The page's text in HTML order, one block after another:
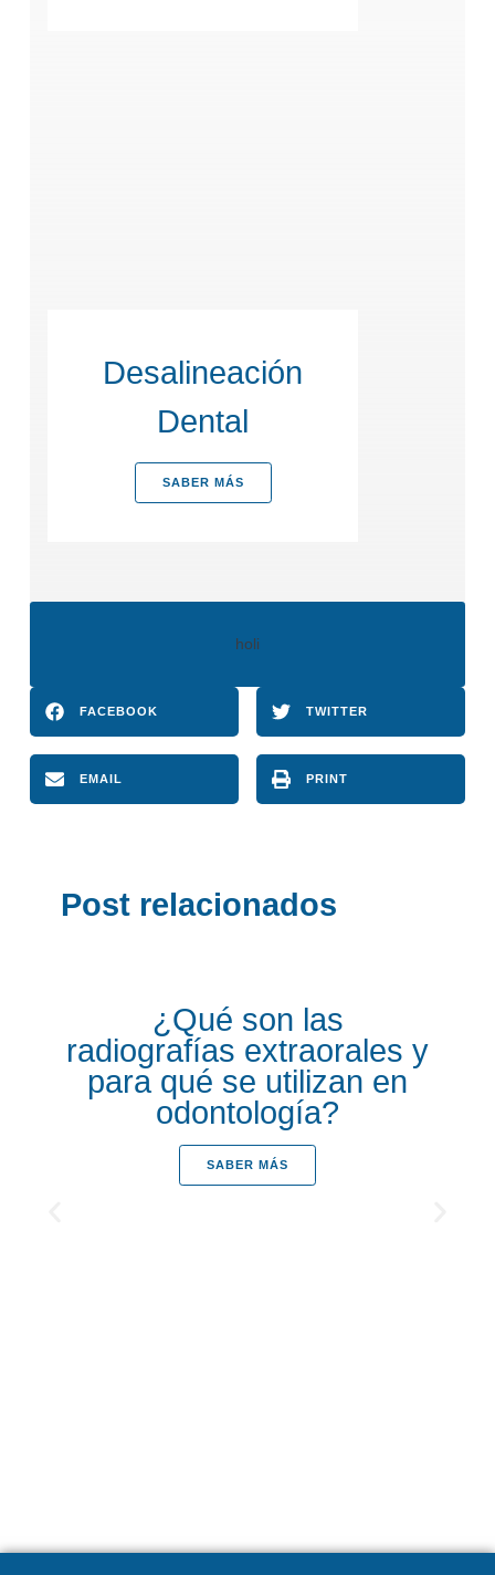
Desalineación
Dental
SABER MÁS
holi
FACEBOOK TWITTER
EMAIL PRINT
Post relacionados
¿Qué son las
radiografías extraorales y
para qué se utilizan en
odontología?
SABER MÁS